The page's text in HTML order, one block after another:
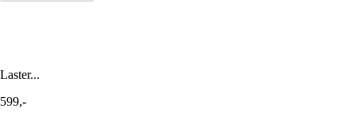
Laster...
599,-